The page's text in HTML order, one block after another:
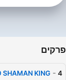
פרקים
4
-
SHAMAN KING